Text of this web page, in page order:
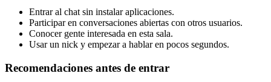
Entrar al chat sin instalar aplicaciones.
Participar en conversaciones abiertas con otros usuarios.
Conocer gente interesada en esta sala.
Usar un nick y empezar a hablar en pocos segundos.
Recomendaciones antes de entrar